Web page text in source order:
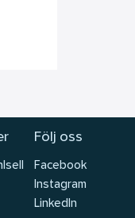
Följ oss
Facebook
Instagram
LinkedIn